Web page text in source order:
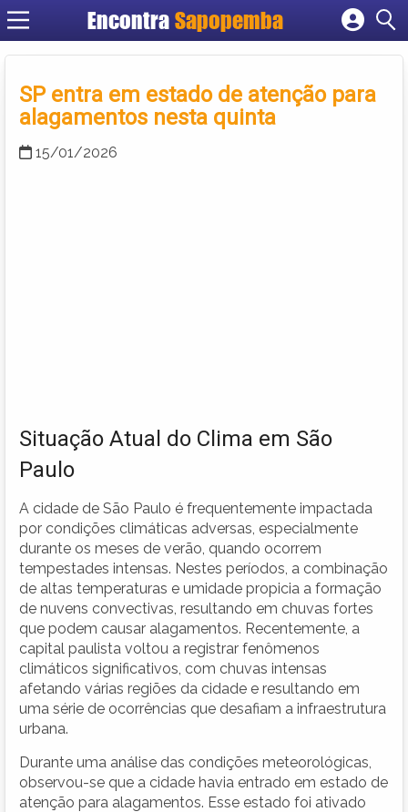
Encontra Sapopemba
Cadastrar empresa
Criar conta
SP entra em estado de atenção para
alagamentos nesta quinta
15/01/2026
Situação Atual do Clima em São
Paulo
A cidade de São Paulo é frequentemente impactada
por condições climáticas adversas, especialmente
durante os meses de verão, quando ocorrem
tempestades intensas. Nestes períodos, a combinação
de altas temperaturas e umidade propicia a formação
de nuvens convectivas, resultando em chuvas fortes
que podem causar alagamentos. Recentemente, a
capital paulista voltou a registrar fenômenos
climáticos significativos, com chuvas intensas
afetando várias regiões da cidade e resultando em
uma série de ocorrências que desafiam a infraestrutura
urbana.
Durante uma análise das condições meteorológicas,
observou-se que a cidade havia entrado em estado de
atenção para alagamentos. Esse estado foi ativado